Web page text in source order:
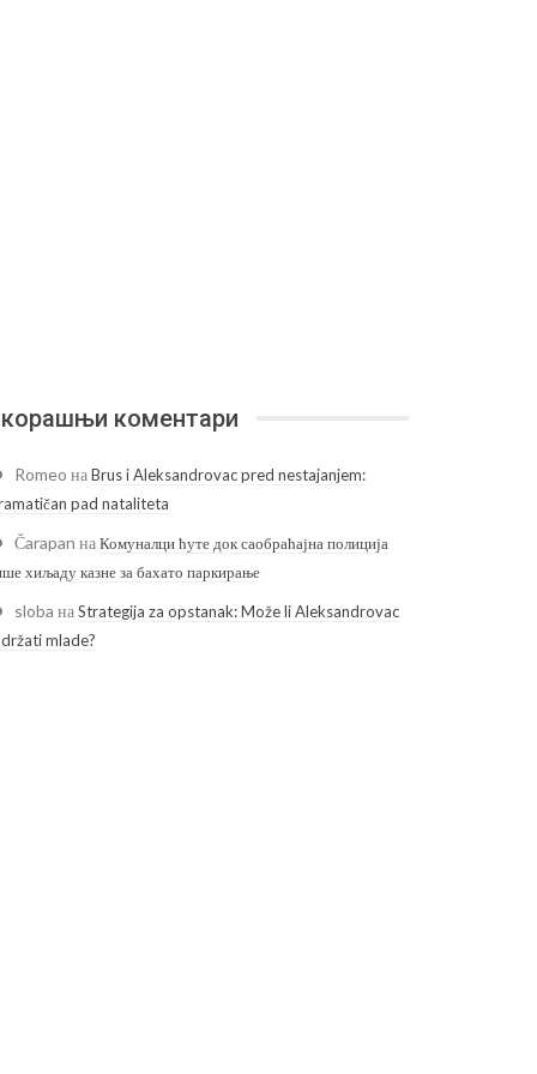
коментари
Romeo наBrus i Aleksandrovac pred nestajanjem:
pad nataliteta
Čarapan наКомуналци ћуте док саобраћајна полиција
хиљаду казне за бахато паркирање
sloba наStrategija za opstanak: Može li Aleksandrovac
mlade?